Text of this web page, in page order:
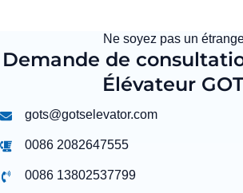
Ne soyez pas un
Demande de
Élévateur
gots@gotselevator.com
0086 2082647555
0086 13802537799